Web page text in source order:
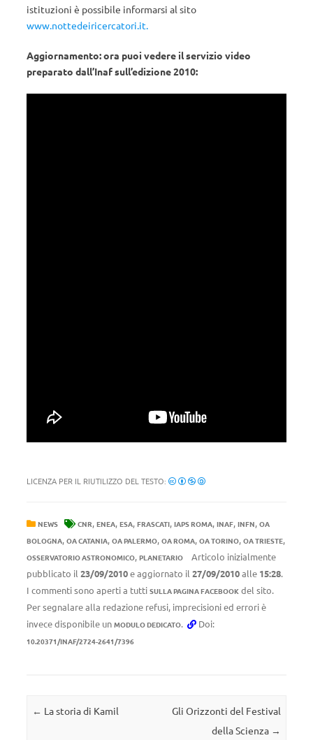
istituzioni è possibile informarsi al sito
www.nottedeiricercatori.it.
Aggiornamento: ora puoi vedere il servizio video
preparato dall’Inaf sull’edizione 2010:
LICENZA PER IL RIUTILIZZO DEL TESTO:
NEWS CNR, ENEA, ESA, FRASCATI, IAPS ROMA, INAF, INFN, OA
BOLOGNA, OA CATANIA, OA PALERMO, OA ROMA, OA TORINO, OA TRIESTE,
OSSERVATORIO ASTRONOMICO, PLANETARIO
Articolo inizialmente
pubblicato il 23/09/2010e aggiornato il 27/09/2010alle 15:28.
I commenti sono aperti a tutti SULLA PAGINA FACEBOOK del sito.
Per segnalare alla redazione refusi, imprecisioni ed errori è
invece disponibile un MODULO DEDICATO. Doi:
10.20371/INAF/2724-2641/7396
Navigazione articolo
← La storia di Kamil
Gli Orizzonti del Festival
della Scienza →